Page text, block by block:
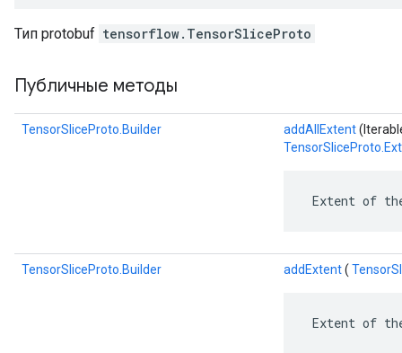
Тип protobuf tensorflow.TensorSliceProto
Публичные методы
TensorSliceProto.Builder addAllExtent
Extent of
TensorSliceProto.Builder addExtent(
Extent of